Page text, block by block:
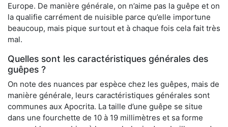
Europe. De manière générale, on n’aime pas la guêpe et on
la qualifie carrément de nuisible parce qu’elle importune
beaucoup, mais pique surtout et à chaque fois cela fait très
mal.
Quelles sont les caractéristiques générales des
guêpes ?
On note des nuances par espèce chez les guêpes, mais de
manière générale, leurs caractéristiques générales sont
communes aux Apocrita. La taille d’une guêpe se situe
dans une fourchette de 10 à 19 millimètres et sa forme